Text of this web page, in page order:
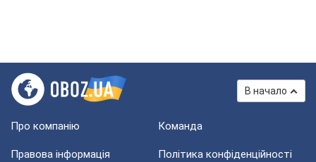
В начало
Про компанію Команда
Правова інформація Політика конфіденційності